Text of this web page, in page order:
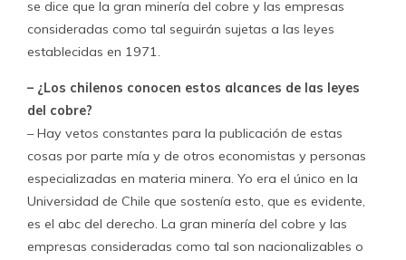
se dice que la gran minería del cobre y las empresas
consideradas como tal seguirán sujetas a las leyes
establecidas en 1971.
– ¿Los chilenos conocen estos alcances de las leyes
del cobre?
– Hay vetos constantes para la publicación de estas
cosas por parte mía y de otros economistas y personas
especializadas en materia minera. Yo era el único en la
Universidad de Chile que sostenía esto, que es evidente,
es el abc del derecho. La gran minería del cobre y las
empresas consideradas como tal son nacionalizables o